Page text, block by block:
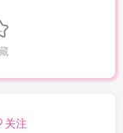
关注